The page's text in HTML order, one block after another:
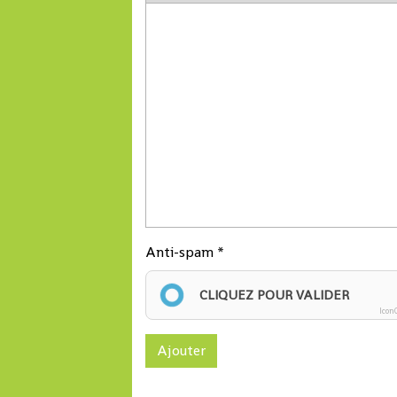
Anti-spam
CLIQUEZ POUR VALIDER
Ajouter